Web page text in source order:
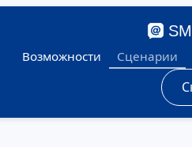
Возможности Сценарии